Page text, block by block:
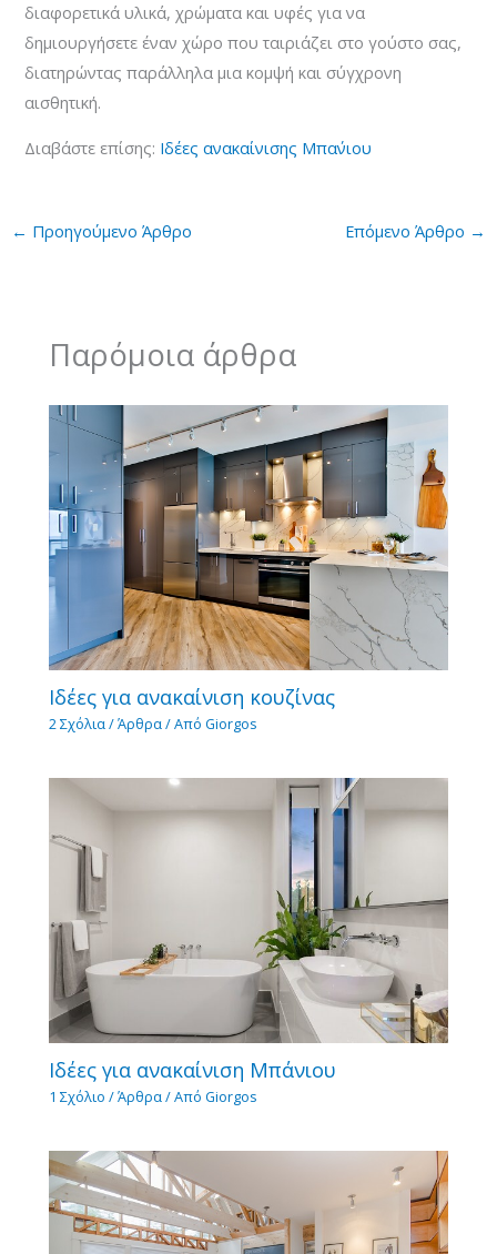
διαφορετικά υλικά, χρώματα και υφές για να
δημιουργήσετε έναν χώρο που ταιριάζει στο γούστο σας,
διατηρώντας παράλληλα μια κομψή και σύγχρονη
αισθητική.
Διαβάστε επίσης: Ιδέες ανακαίνισης Μπα΄νιου
← Προηγούμενο Άρθρο Επόμενο Άρθρο →
Παρόμοια άρθρα
Ιδέες για ανακαίνιση κουζίνας
2 Σχόλια/Άρθρα/ ΑπόGiorgos
Ιδέες για ανακαίνιση Μπάνιου
1 Σχόλιο /Άρθρα/ ΑπόGiorgos